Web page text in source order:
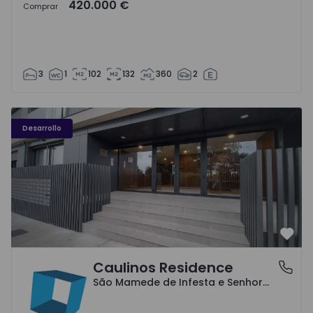
Comprar 420.000 €
3 1 102 132 360 2
Desarrollo
Caulinos Residence - 1
São Mamede de Infesta e Senhora da Hora, Porto
Caulinos Residence
São Mamede de Infesta e Senhora da Hora, Porto